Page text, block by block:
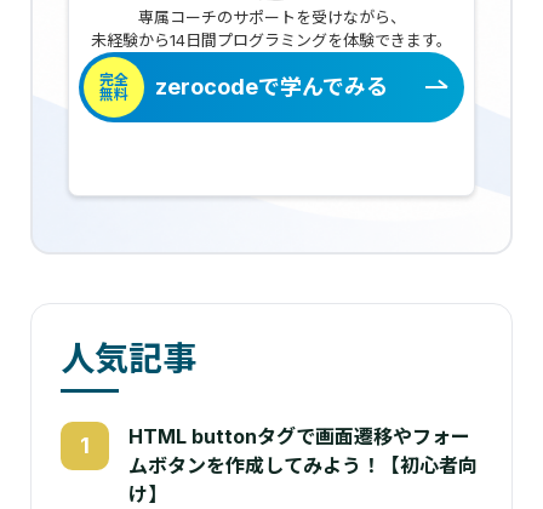
専属コーチのサポートを受けながら、
未経験から14日間プログラミングを体験できます。
完全
無料
zerocodeで学んでみる
人気記事
1
HTML buttonタグで画面遷移やフォー
ムボタンを作成してみよう！【初心者向
け】